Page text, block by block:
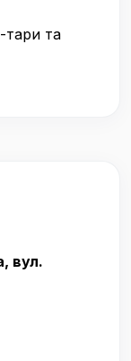
тари та
вул.